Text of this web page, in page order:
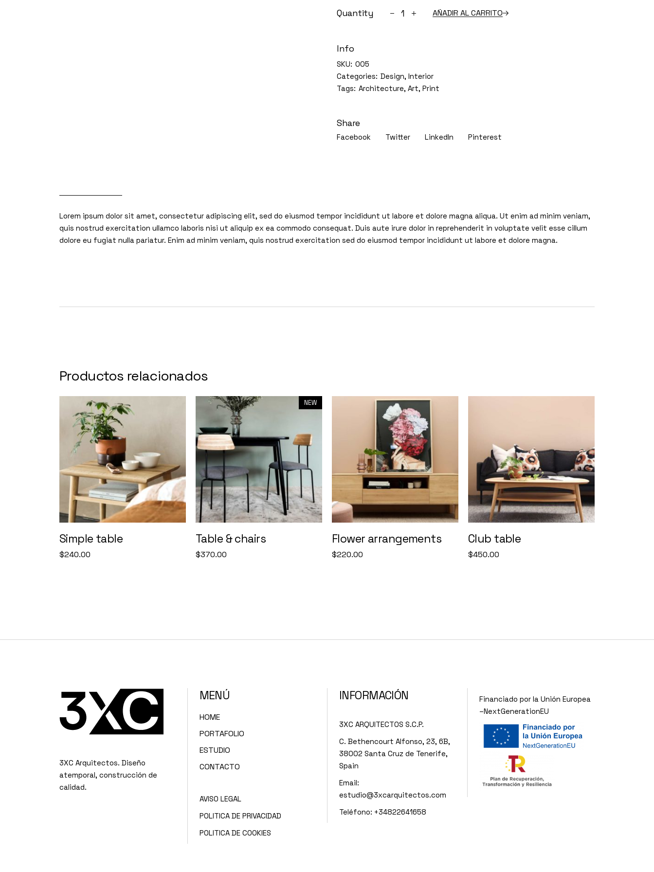
Quantity Bedroom table quantity
AÑADIR AL CARRITO
Info
SKU: 005
Categories: Design, Interior
Tags: Architecture, Art, Print
Share
Facebook Twitter LinkedIn Pinterest
Lorem ipsum dolor sit amet, consectetur adipiscing elit, sed do eiusmod tempor incididunt ut labore et dolore magna aliqua. Ut enim ad minim veniam,
quis nostrud exercitation ullamco laboris nisi ut aliquip ex ea commodo consequat. Duis aute irure dolor in reprehenderit in voluptate velit esse cillum
dolore eu fugiat nulla pariatur. Enim ad minim veniam, quis nostrud exercitation sed do eiusmod tempor incididunt ut labore et dolore magna.
Productos relacionados
Simple table
$240.00
NEW
Table & chairs
$370.00
Flower arrangements
$220.00
Club table
$450.00
3XC Arquitectos. Diseño
atemporal, construcción de
calidad.
MENÚ
HOME
PORTAFOLIO
ESTUDIO
CONTACTO
AVISO LEGAL
POLITICA DE PRIVACIDAD
POLITICA DE COOKIES
INFORMACIÓN
3XC ARQUITECTOS S.C.P.
C. Bethencourt Alfonso, 23, 6B,
38002 Santa Cruz de Tenerife,
Spain
Email:
estudio@3xcarquitectos.com
Teléfono: +34822641658
Financiado por la Unión Europea
–NextGenerationEU